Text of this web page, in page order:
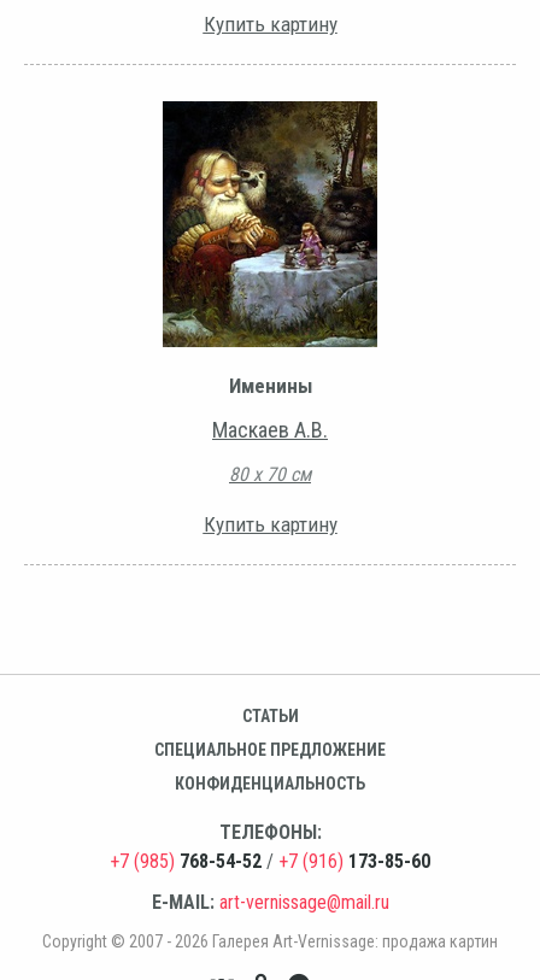
Купить картину
Именины
Маскаев А.В.
80 х 70 см
Купить картину
СТАТЬИ
СПЕЦИАЛЬНОЕ ПРЕДЛОЖЕНИЕ
КОНФИДЕНЦИАЛЬНОСТЬ
ТЕЛЕФОНЫ:
+7 (985) 768-54-52 / +7 (916) 173-85-60
E-MAIL: art-vernissage@mail.ru
Copyright © 2007 - 2026 Галерея Art-Vernissage: продажа картин